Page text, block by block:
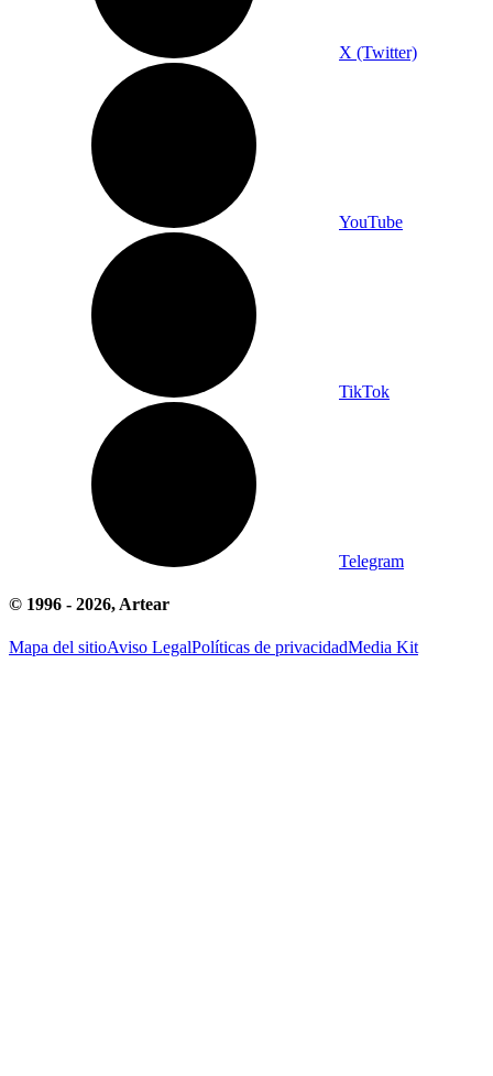
X (Twitter)
YouTube
TikTok
Telegram
© 1996 - 2026, Artear
Mapa del sitioAviso LegalPolíticas de privacidadMedia Kit